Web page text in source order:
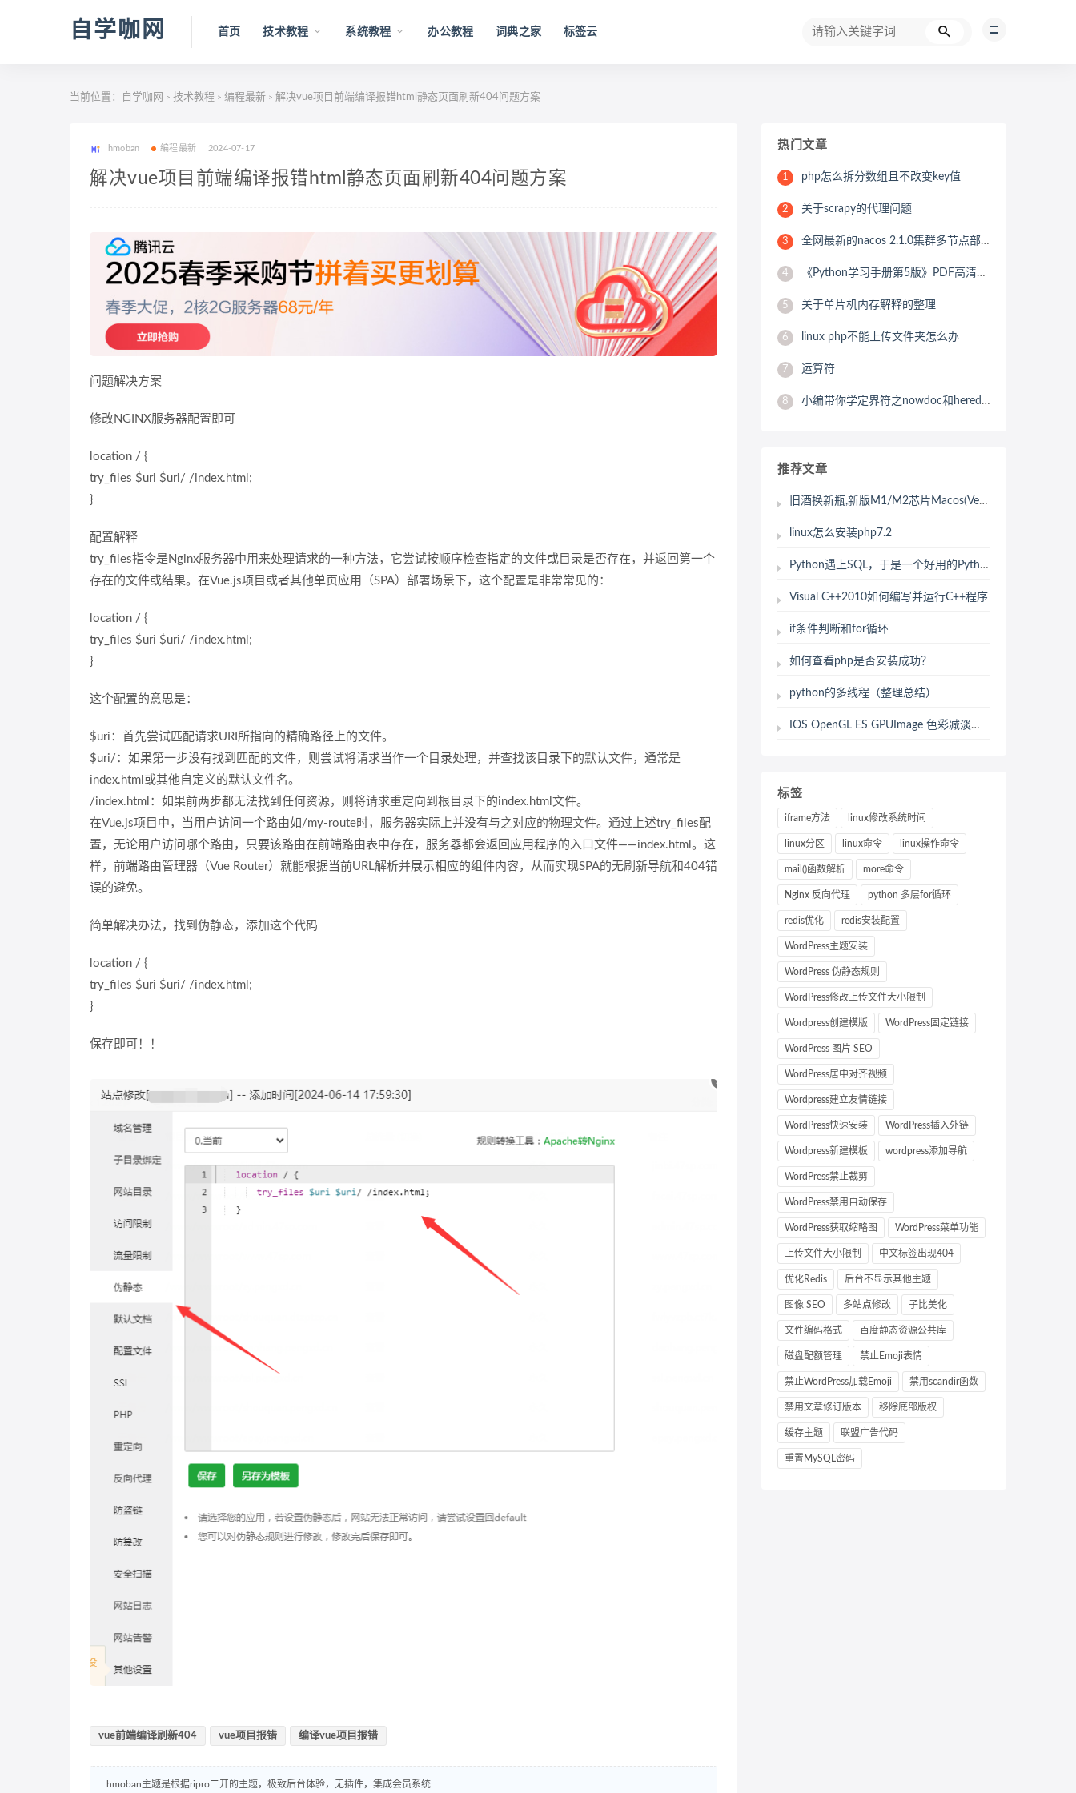
自学咖网 首页 技术教程 系统教程 办公教程 词典之家 标签云
当前位置： 自学咖网 > 技术教程 > 编程最新 > 解决vue项目前端编译报错html静态页面刷新404问题方案
hmoban 编程最新 2024-07-17
解决vue项目前端编译报错html静态页面刷新404问题方案
问题解决方案
修改NGINX服务器配置即可
location / {
try_files $uri $uri/ /index.html;
}
配置解释
try_files指令是Nginx服务器中用来处理请求的一种方法，它尝试按顺序检查指定的文件或目录是否存在，并返回第一个
存在的文件或结果。在Vue.js项目或者其他单页应用（SPA）部署场景下，这个配置是非常常见的：
location / {
try_files $uri $uri/ /index.html;
}
这个配置的意思是：
$uri：首先尝试匹配请求URI所指向的精确路径上的文件。
$uri/：如果第一步没有找到匹配的文件，则尝试将请求当作一个目录处理，并查找该目录下的默认文件，通常是
index.html或其他自定义的默认文件名。
/index.html：如果前两步都无法找到任何资源，则将请求重定向到根目录下的index.html文件。
在Vue.js项目中，当用户访问一个路由如/my-route时，服务器实际上并没有与之对应的物理文件。通过上述try_files配
置，无论用户访问哪个路由，只要该路由在前端路由表中存在，服务器都会返回应用程序的入口文件——index.html。这
样，前端路由管理器（Vue Router）就能根据当前URL解析并展示相应的组件内容，从而实现SPA的无刷新导航和404错
误的避免。
简单解决办法，找到伪静态，添加这个代码
location / {
try_files $uri $uri/ /index.html;
}
保存即可！！
vue前端编译刷新404 vue项目报错 编译vue项目报错
hmoban主题是根据ripro二开的主题，极致后台体验，无插件，集成会员系统
热门文章
1 php怎么拆分数组且不改变key值
2 关于scrapy的代理问题
3 全网最新的nacos 2.1.0集群多节点部署教程
4 《Python学习手册第5版》PDF高清版-源代码学习思考
5 关于单片机内存解释的整理
6 linux php不能上传文件夹怎么办
7 运算符
8 小编带你学定界符之nowdoc和heredoc有区别吗？
推荐文章
旧酒换新瓶,新版M1/M2芯片Macos(Ventura)安装古早版本Python2.7(Python2.x)
linux怎么安装php7.2
Python遇上SQL，于是一个好用的Python第三方库出现了
Visual C++2010如何编写并运行C++程序
if条件判断和for循环
如何查看php是否安装成功？
python的多线程（整理总结）
IOS OpenGL ES GPUImage 色彩减淡混合 GPUImageColorDodgeBlendFilter
标签
iframe方法 linux修改系统时间
linux分区 linux命令 linux操作命令
mail()函数解析 more命令
Nginx 反向代理 python 多层for循环
redis优化 redis安装配置
WordPress主题安装
WordPress 伪静态规则
WordPress修改上传文件大小限制
Wordpress创建模版 WordPress固定链接
WordPress 图片 SEO
WordPress居中对齐视频
Wordpress建立友情链接
WordPress快速安装 WordPress插入外链
Wordpress新建模板 wordpress添加导航
WordPress禁止裁剪
WordPress禁用自动保存
WordPress获取缩略图 WordPress菜单功能
上传文件大小限制 中文标签出现404
优化Redis 后台不显示其他主题
图像 SEO 多站点修改 子比美化
文件编码格式 百度静态资源公共库
磁盘配额管理 禁止Emoji表情
禁止WordPress加载Emoji 禁用scandir函数
禁用文章修订版本 移除底部版权
缓存主题 联盟广告代码
重置MySQL密码